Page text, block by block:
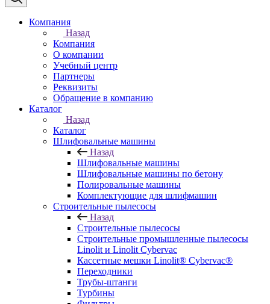
Компания
Назад
Компания
О компании
Учебный центр
Партнеры
Реквизиты
Обращение в компанию
Каталог
Назад
Каталог
Шлифовальные машины
Назад
Шлифовальные машины
Шлифовальные машины по бетону
Полировальные машины
Комплектующие для шлифмашин
Строительные пылесосы
Назад
Строительные пылесосы
Строительные промышленные пылесосы
Linolit и Linolit Cybervac
Кассетные мешки Linolit® Cybervac®
Переходники
Трубы-штанги
Турбины